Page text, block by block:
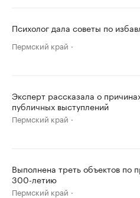
Психолог дала советы по
Пермский край
Эксперт рассказала о
публичных выступлений
Пермский край
Выполнена треть объектов
300-летию
Пермский край